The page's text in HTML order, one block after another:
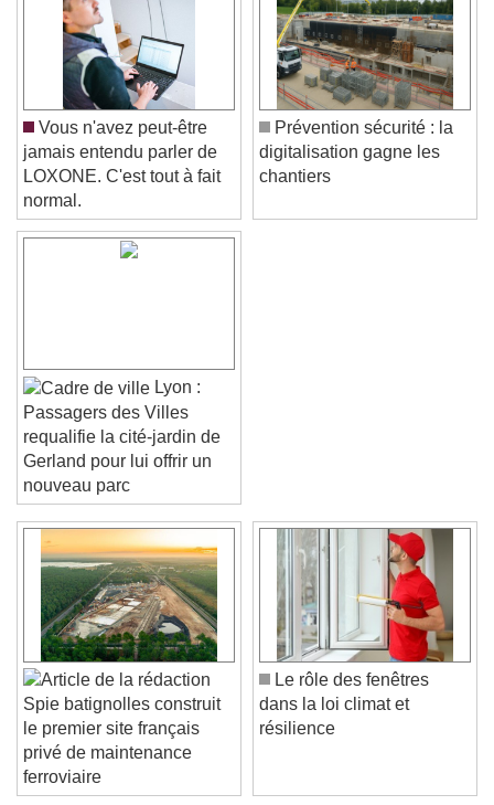
Video Player is loading.
Play Video
Play
Skip Backward
Skip Forward
Unmute
Current Time0:00
/
Duration-:-
Loaded :0%
Stream Type
Remaining Time-0:00
Vous n'avez peut-être
jamais entendu parler de
LOXONE. C'est tout à fait
normal.
Prévention sécurité : la
digitalisation gagne les
Lyon :
Passagers des Villes
requalifie la cité-jardin de
Gerland pour lui offrir un
nouveau parc
Spie batignolles construit
le premier site français
privé de maintenance
ferroviaire
Le rôle des fenêtres
dans la loi climat et